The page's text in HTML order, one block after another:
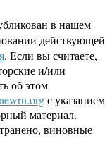
в нашем
действующей
. Если вы считаете,
и/или
об этом
с указанием
материал.
виновные